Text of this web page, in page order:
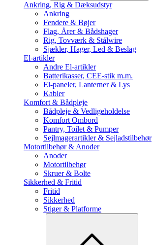
Ankring, Rig & Dæksudstyr
Ankring
Fendere & Bøjer
Flag, Årer & Bådshager
Rig, Tovværk & Stålwire
Sjækler, Hager, Led & Beslag
El-artikler
Andre El-artikler
Batterikasser, CEE-stik m.m.
El-paneler, Lanterner & Lys
Kabler
Komfort & Bådpleje
Bådpleje & Vedligeholdelse
Komfort Ombord
Pantry, Toilet & Pumper
Sejlmagerartikler & Sejladstilbehør
Motortilbehør & Anoder
Anoder
Motortilbehør
Skruer & Bolte
Sikkerhed & Fritid
Fritid
Sikkerhed
Stiger & Platforme